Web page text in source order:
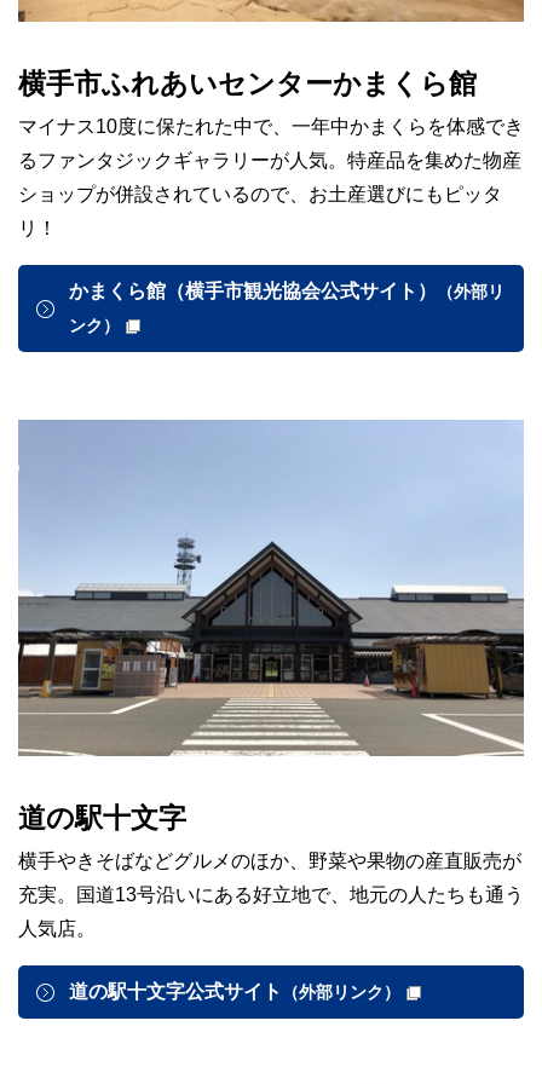
横手市ふれあいセンターかまくら館
マイナス10度に保たれた中で、一年中かまくらを体感でき
るファンタジックギャラリーが人気。特産品を集めた物産
ショップが併設されているので、お土産選びにもピッタ
リ！
かまくら館（横手市観光協会公式サイト）
（外部リ
ンク）
道の駅十文字
横手やきそばなどグルメのほか、野菜や果物の産直販売が
充実。国道13号沿いにある好立地で、地元の人たちも通う
人気店。
道の駅十文字公式サイト （外部リンク）